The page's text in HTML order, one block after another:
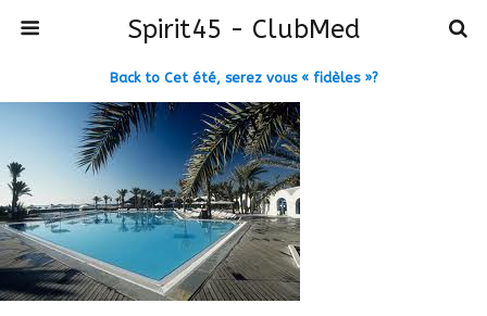
Spirit45 - ClubMed
Back to Cet été, serez vous « fidèles »?